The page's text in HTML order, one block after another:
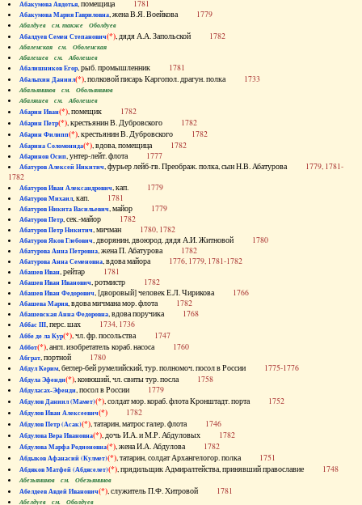
Абакумова Авдотья, помещица 1781
Абакумова Мария Гавриловна, жена В.Я. Воейкова 1779
Абалдуев см. также Оболдуев
Абалдуев Семен Степанович(*), дядя А.А. Запольской 1782
Абаленская см. Оболенская
Абалешев см. Аболешев
Абалишников Егор, рыб. промышленник 1781
Абалыхин Даниил(*), полковой писарь Каргопол. драгун. полка 1733
Абальянинов см. Обольянинов
Абаляшев см. Аболешев
Абарин Иван(*), помещик 1782
Абарин Петр(*), крестьянин В. Дубровского 1782
Абарин Филипп(*), крестьянин В. Дубровского 1782
Абарина Соломонида(*), вдова, помещица 1782
Абаринов Осип, унтер-лейт. флота 1777
Абатуров Алексей Никитич, фурьер лейб-гв. Преображ. полка, сын Н.В. Абатурова 1779, 1781-
1782
Абатуров Иван Александрович, кап. 1779
Абатуров Михаил, кап. 1781
Абатуров Никита Васильевич, майор 1779
Абатуров Петр, сек.-майор 1782
Абатуров Петр Никитич, мичман 1780, 1782
Абатуров Яков Глебович, дворянин, двоюрод. дядя А.И. Житновой 1780
Абатурова Анна Петровна, жена П. Абатурова 1782
Абатурова Анна Семеновна, вдова майора 1776, 1779, 1781-1782
Абашев Иван, рейтар 1781
Абашев Иван Иванович, ротмистр 1782
Абашев Иван Федорович, [дворовый] человек Е.Л. Чирикова 1766
Абашева Мария, вдова мичмана мор. флота 1782
Абашевская Анна Федоровна, вдова поручика 1768
Аббас III, перс. шах 1734, 1736
Аббе де ла Кур(*), чл. фр. посольства 1747
Аббот(*), англ. изобретатель кораб. насоса 1760
Абграт, портной 1780
Абдул Керим, беглер-бей румелийский, тур. полномоч. посол в России 1775-1776
Абдула Эфенди(*), конюший, чл. свиты тур. посла 1758
Абдуласах-Эфенди, посол в России 1779
Абдулов Даниил (Мамет)(*), солдат мор. кораб. флота Кронштадт. порта 1752
Абдулов Иван Алексеевич(*) 1782
Абдулов Петр (Асак)(*), татарин, матрос галер. флота 1746
Абдулова Вера Ивановна(*), дочь И.А. и М.Р. Абдуловых 1782
Абдулова Марфа Родионовна(*), жена И.А. Абдулова 1782
Абдыков Афанасий (Кулмет)(*), татарин, солдат Архангелогор. полка 1751
Абдяков Матфей (Абдяселет)(*), прядильщик Адмиралтейства, принявший православие 1748
Абезьянинов см. Обезьянинов
Абелдеев Авдей Иванович(*), служитель П.Ф. Хитровой 1781
Абелдуев см. Оболдуев